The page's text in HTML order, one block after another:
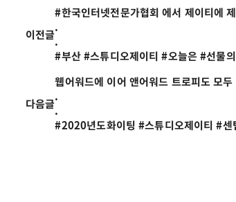
이전글
#한국인터넷전문가협회 에서 제이티에
.
.
#부산 #스튜디오제이티 #오늘은 #
다음글
웹어워드에 이어 앤어워드 트로피도 모
.
.
#2020년도화이팅 #스튜디오제이티 #센